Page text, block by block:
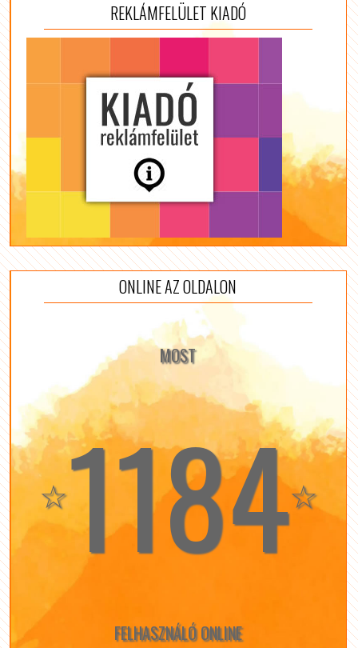
REKLÁMFELÜLET KIADÓ
ONLINE AZ OLDALON
MOST
☆1184☆
FELHASZNÁLÓ ONLINE